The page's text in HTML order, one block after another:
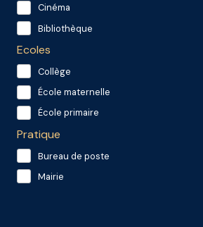
Cinéma
Bibliothèque
Ecoles
Collège
École maternelle
École primaire
Pratique
Bureau de poste
Mairie